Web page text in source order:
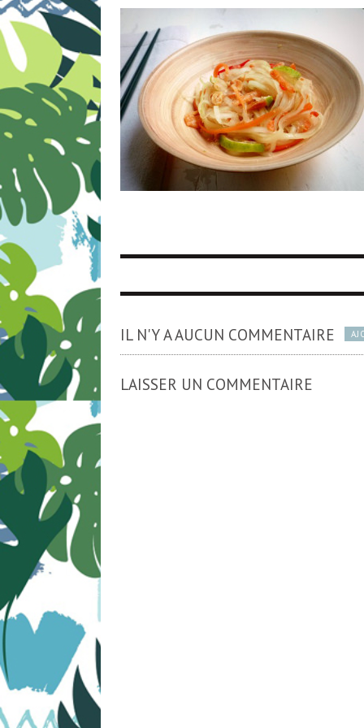
IL N'Y A AUCUN COMMENTAIRE
LAISSER UN COMMENTAIRE